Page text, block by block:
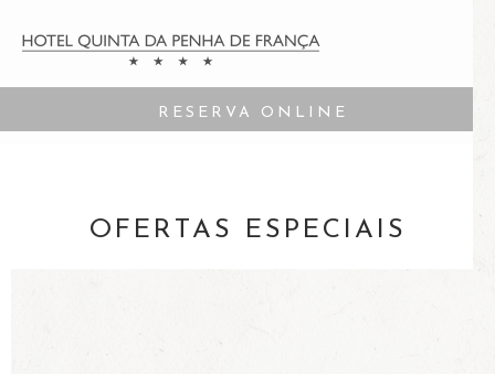
RESERVA ONLINE
OFERTAS ESPECIAIS